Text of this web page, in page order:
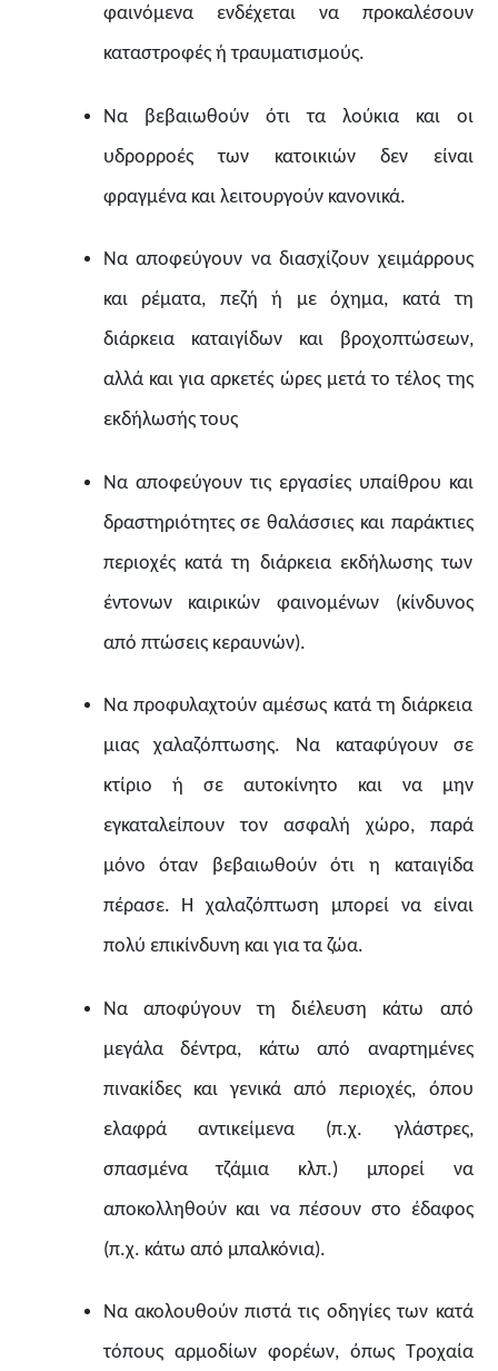
φαινόμενα ενδέχεται να προκαλέσουν
καταστροφές ή τραυματισμούς.
Να βεβαιωθούν ότι τα λούκια και οι
υδρορροές των κατοικιών δεν είναι
φραγμένα και λειτουργούν κανονικά.
Να αποφεύγουν να διασχίζουν χειμάρρους
και ρέματα, πεζή ή με όχημα, κατά τη
διάρκεια καταιγίδων και βροχοπτώσεων,
αλλά και για αρκετές ώρες μετά το τέλος της
εκδήλωσής τους
Να αποφεύγουν τις εργασίες υπαίθρου και
δραστηριότητες σε θαλάσσιες και παράκτιες
περιοχές κατά τη διάρκεια εκδήλωσης των
έντονων καιρικών φαινομένων (κίνδυνος
από πτώσεις κεραυνών).
Να προφυλαχτούν αμέσως κατά τη διάρκεια
μιας χαλαζόπτωσης. Να καταφύγουν σε
κτίριο ή σε αυτοκίνητο και να μην
εγκαταλείπουν τον ασφαλή χώρο, παρά
μόνο όταν βεβαιωθούν ότι η καταιγίδα
πέρασε. Η χαλαζόπτωση μπορεί να είναι
πολύ επικίνδυνη και για τα ζώα.
Να αποφύγουν τη διέλευση κάτω από
μεγάλα δέντρα, κάτω από αναρτημένες
πινακίδες και γενικά από περιοχές, όπου
ελαφρά αντικείμενα (π.χ. γλάστρες,
σπασμένα τζάμια κλπ.) μπορεί να
αποκολληθούν και να πέσουν στο έδαφος
(π.χ. κάτω από μπαλκόνια).
Να ακολουθούν πιστά τις οδηγίες των κατά
τόπους αρμοδίων φορέων, όπως Τροχαία